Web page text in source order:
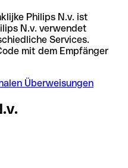
Philips N.v. ist
N.v. verwendet
Services.
mit dem Empfänger
Überweisungen